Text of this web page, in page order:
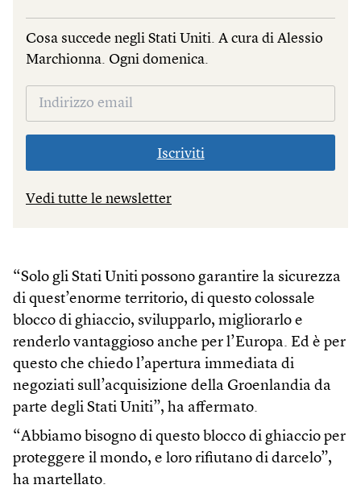
Cosa succede negli Stati Uniti. A cura di Alessio
Marchionna. Ogni domenica.
Iscriviti
Vedi tutte le newsletter
“Solo gli Stati Uniti possono garantire la sicurezza
di quest’enorme territorio, di questo colossale
blocco di ghiaccio, svilupparlo, migliorarlo e
renderlo vantaggioso anche per l’Europa. Ed è per
questo che chiedo l’apertura immediata di
negoziati sull’acquisizione della Groenlandia da
parte degli Stati Uniti”, ha affermato.
“Abbiamo bisogno di questo blocco di ghiaccio per
proteggere il mondo, e loro rifiutano di darcelo”,
ha martellato.